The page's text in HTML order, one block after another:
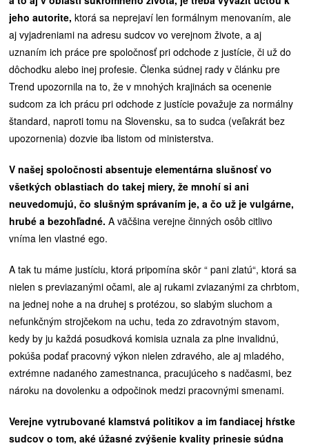
jeho autorite,ktorá sa neprejaví len formálnym menovaním, ale
aj vyjadreniami na adresu sudcov vo verejnom živote, a aj
uznaním ich práce pre spoločnosť pri odchode z justície, či už do
dôchodku alebo inej profesie. Členka súdnej rady v článku pre
Trend upozornila na to, že v mnohých krajinách sa ocenenie
sudcom za ich prácu pri odchode z justície považuje za normálny
štandard, naproti tomu na Slovensku, sa to sudca (veľakrát bez
upozornenia) dozvie iba listom od ministerstva.
V našej spoločnosti absentuje elementárna slušnosť vo
všetkých oblastiach do takej miery, že mnohí si ani
neuvedomujú, čo slušným správaním je, a čo už je vulgárne,
hrubé a bezohľadné. A väčšina verejne činných osôb citlivo
vníma len vlastné ego.
A tak tu máme justíciu, ktorá pripomína skôr “ pani zlatú“, ktorá sa
nielen s previazanými očami, ale aj rukami zviazanými za chrbtom,
na jednej nohe a na druhej s protézou, so slabým sluchom a
nefunkčným strojčekom na uchu, teda zo zdravotným stavom,
kedy by ju každá posudková komisia uznala za plne invalidnú,
pokúša podať pracovný výkon nielen zdravého, ale aj mladého,
extrémne nadaného zamestnanca, pracujúceho s nadčasmi, bez
nároku na dovolenku a odpočinok medzi pracovnými smenami.
Verejne vytrubované klamstvá politikov a im fandiacej hŕstke
sudcov o tom, aké úžasné zvýšenie kvality prinesie súdna